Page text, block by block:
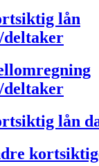
lån
lån